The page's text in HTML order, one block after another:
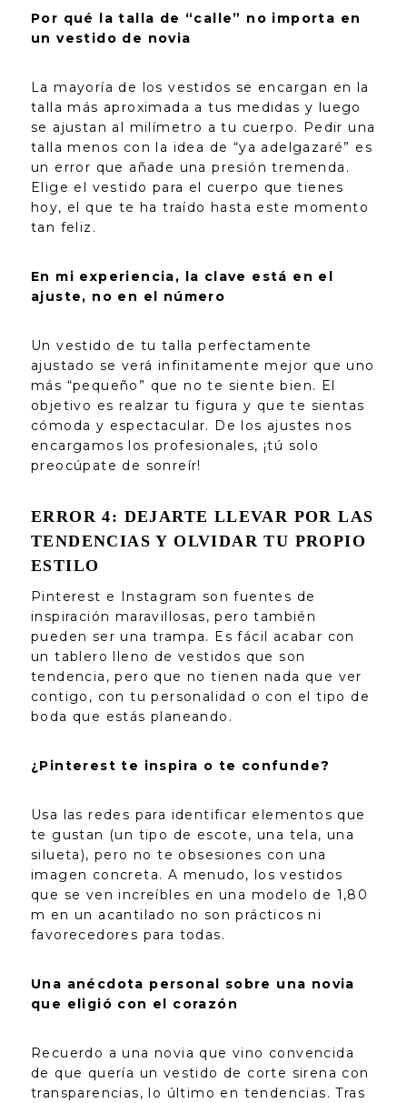
Por qué la talla de “calle” no importa en
un vestido de novia
La mayoría de los vestidos se encargan en la
talla más aproximada a tus medidas y luego
se ajustan al milímetro a tu cuerpo. Pedir una
talla menos con la idea de “ya adelgazaré” es
un error que añade una presión tremenda.
Elige el vestido para el cuerpo que tienes
hoy, el que te ha traído hasta este momento
tan feliz.
En mi experiencia, la clave está en el
ajuste, no en el número
Un vestido de tu talla perfectamente
ajustado se verá infinitamente mejor que uno
más “pequeño” que no te siente bien. El
objetivo es realzar tu figura y que te sientas
cómoda y espectacular. De los ajustes nos
encargamos los profesionales, ¡tú solo
preocúpate de sonreír!
ERROR 4: DEJARTE LLEVAR POR LAS
TENDENCIAS Y OLVIDAR TU PROPIO
ESTILO
Pinterest e Instagram son fuentes de
inspiración maravillosas, pero también
pueden ser una trampa. Es fácil acabar con
un tablero lleno de vestidos que son
tendencia, pero que no tienen nada que ver
contigo, con tu personalidad o con el tipo de
boda que estás planeando.
¿Pinterest te inspira o te confunde?
Usa las redes para identificar elementos que
te gustan (un tipo de escote, una tela, una
silueta), pero no te obsesiones con una
imagen concreta. A menudo, los vestidos
que se ven increíbles en una modelo de 1,80
m en un acantilado no son prácticos ni
favorecedores para todas.
Una anécdota personal sobre una novia
que eligió con el corazón
Recuerdo a una novia que vino convencida
de que quería un vestido de corte sirena con
transparencias, lo último en tendencias. Tras